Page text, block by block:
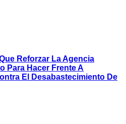
Reforzar La Agencia
Para Hacer Frente A
El Desabastecimiento De